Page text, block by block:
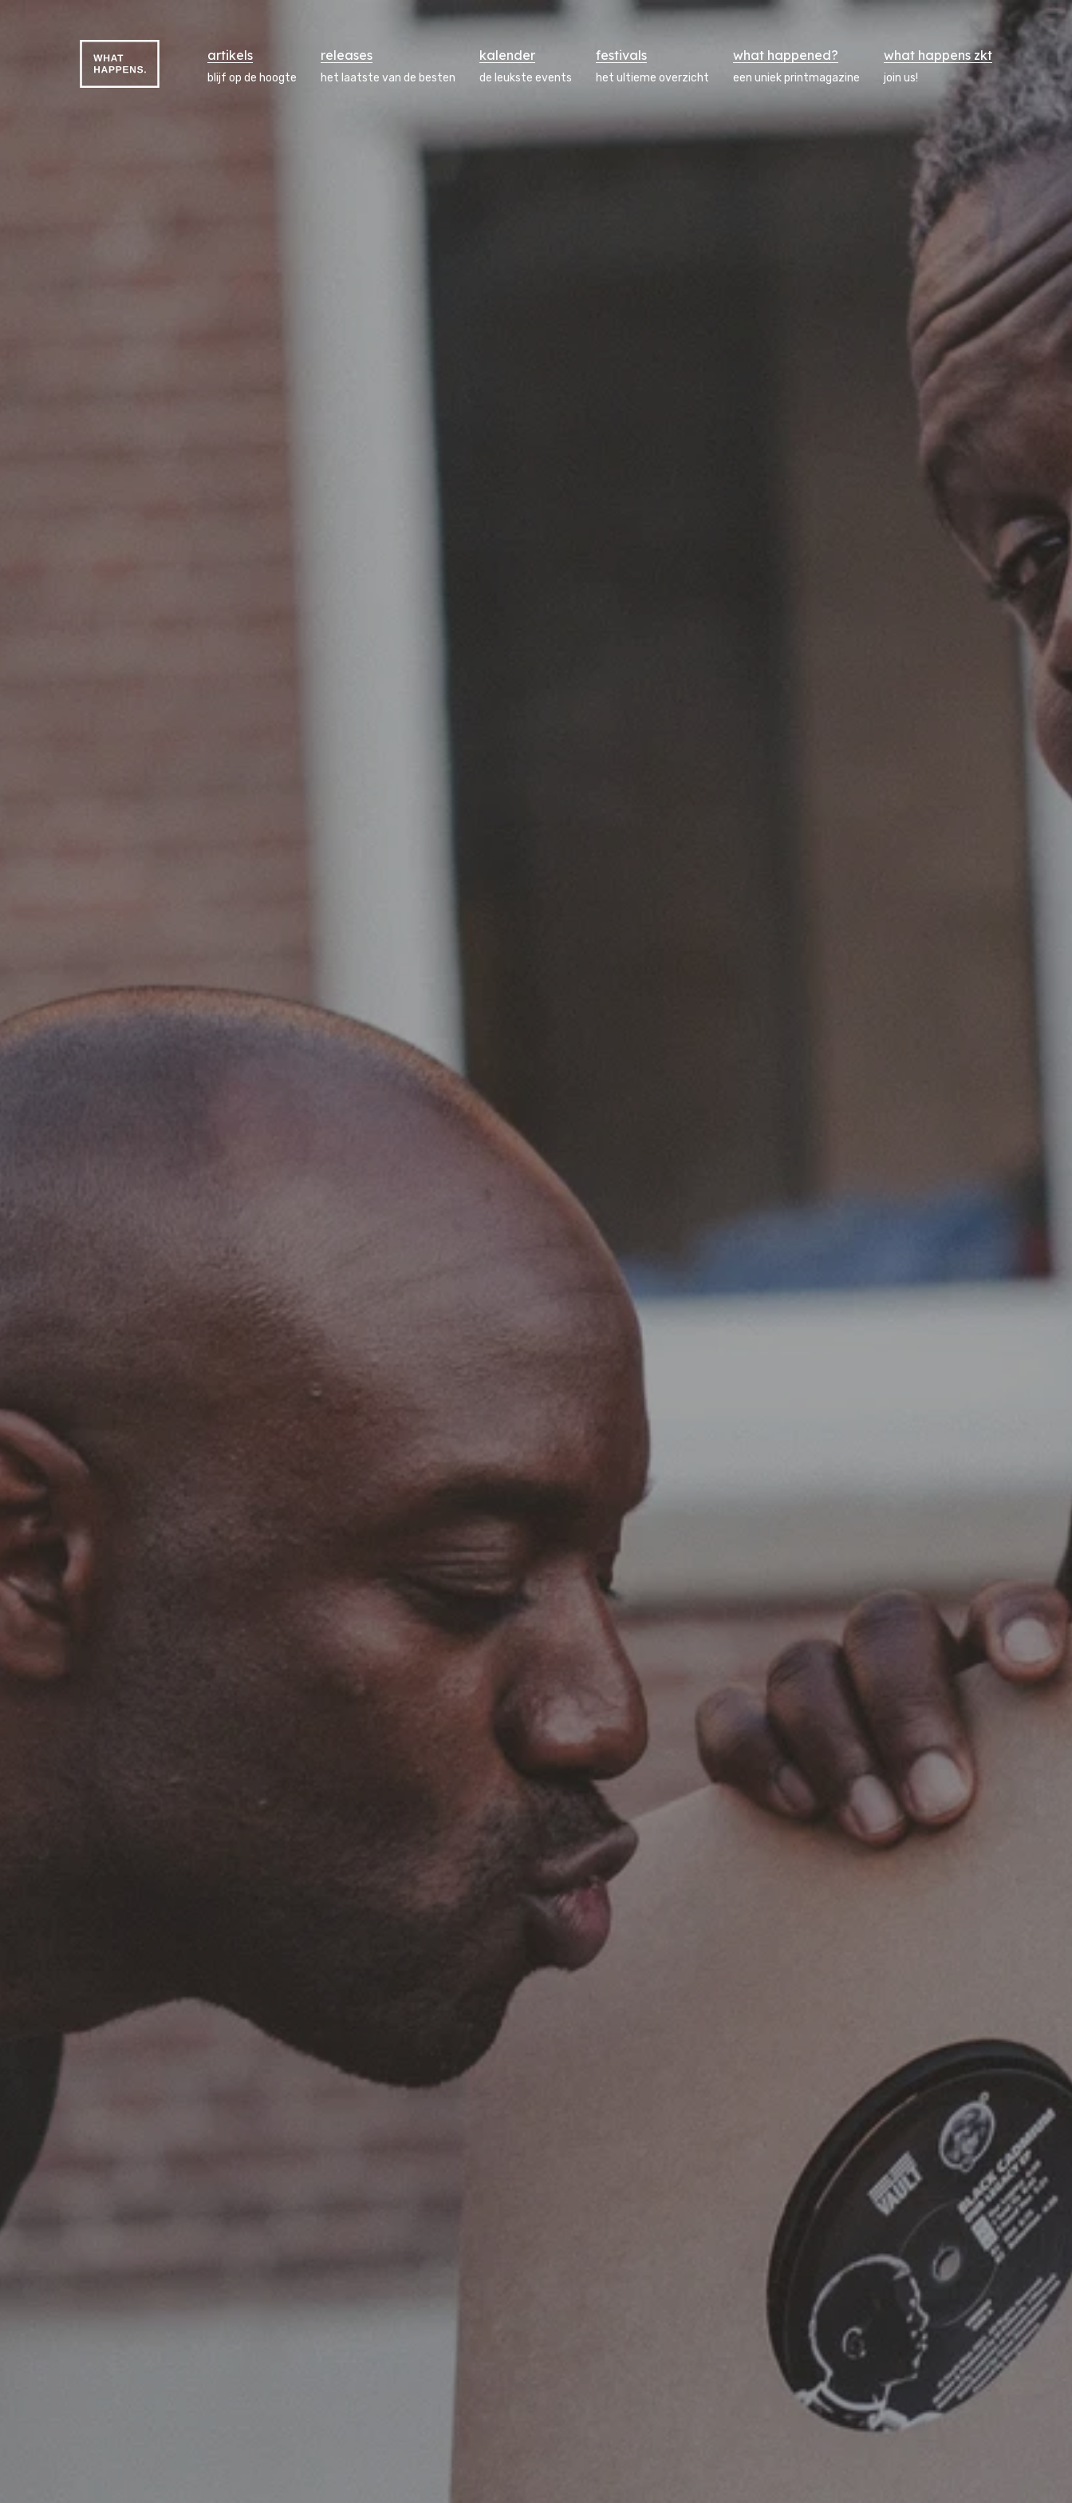
artikels
blijf op de hoogte
releases
het laatste van de besten
kalender
de leukste events
festivals
het ultieme overzicht
what happened?
een uniek printmagazine
what happens zkt
join us!